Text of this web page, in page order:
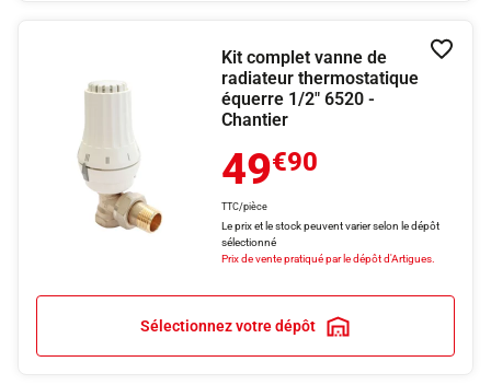
Kit complet vanne de
radiateur thermostatique
équerre 1/2" 6520 -
Chantier
49€90
TTC/pièce
Le prix et le stock peuvent varier selon le dépôt
sélectionné
Prix de vente pratiqué par le dépôt d'Artigues.
Sélectionnez votre dépôt